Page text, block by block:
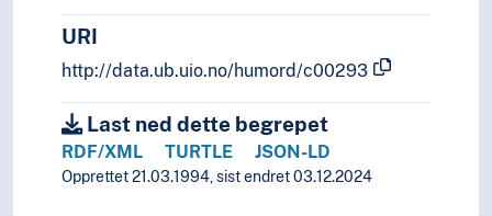
URI
http://data.ub.uio.no/humord/c00293
Last ned dette begrepet
RDF/XML TURTLE JSON-LD
Opprettet 21.03.1994, sist endret 03.12.2024